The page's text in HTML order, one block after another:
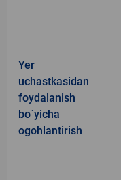
Yer
uchastkasidan
foydalanish
bo`yicha
ogohlantirish